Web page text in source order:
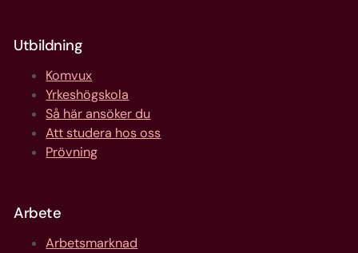
Utbildning
Komvux
Yrkeshögskola
Så här ansöker du
Att studera hos oss
Prövning
Arbete
Arbetsmarknad